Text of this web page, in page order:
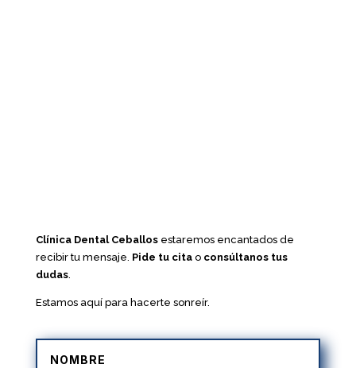
Clínica Dental Ceballosestaremos encantados de
recibir tu mensaje. Pide tu citao consúltanos tus
dudas.
Estamos aquí para hacerte sonreír.